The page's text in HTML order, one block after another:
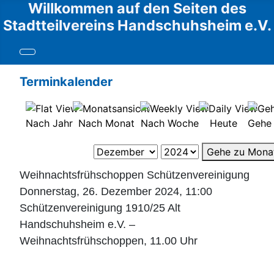
Willkommen auf den Seiten des
Stadtteilvereins Handschuhsheim e.V.
Terminkalender
Nach Jahr Nach Monat Nach Woche Heute
Gehe zu
Weihnachtsfrühschoppen Schützenvereinigung
Donnerstag, 26. Dezember 2024, 11:00
Schützenvereinigung 1910/25 Alt
Handschuhsheim e.V. –
Weihnachtsfrühschoppen, 11.00 Uhr